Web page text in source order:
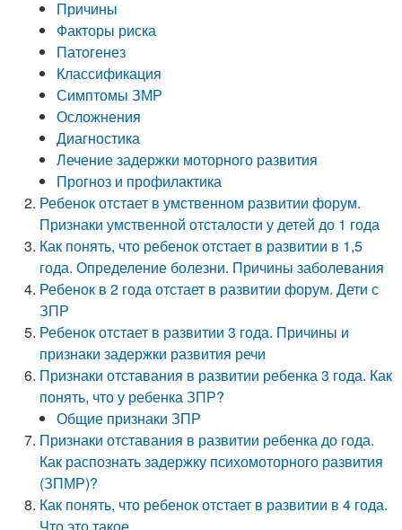
Причины
Факторы риска
Патогенез
Классификация
Симптомы ЗМР
Осложнения
Диагностика
Лечение задержки моторного развития
Прогноз и профилактика
Ребенок отстает в умственном развитии форум.
Признаки умственной отсталости у детей до 1 года
Как понять, что ребенок отстает в развитии в 1,5
года. Определение болезни. Причины заболевания
Ребенок в 2 года отстает в развитии форум. Дети с
ЗПР
Ребенок отстает в развитии 3 года. Причины и
признаки задержки развития речи
Признаки отставания в развитии ребенка 3 года. Как
понять, что у ребенка ЗПР?
Общие признаки ЗПР
Признаки отставания в развитии ребенка до года.
Как распознать задержку психомоторного развития
(ЗПМР)?
Как понять, что ребенок отстает в развитии в 4 года.